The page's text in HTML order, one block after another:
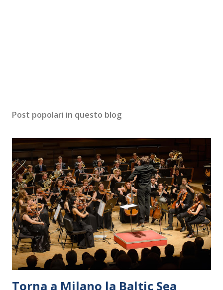
Post popolari in questo blog
Torna a Milano la Baltic Sea